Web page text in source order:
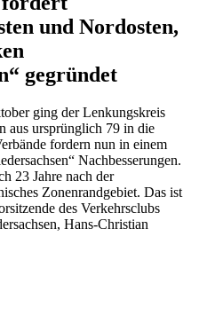
und Nordosten,
gegründet
ging der Lenkungskreis
aus ursprünglich 79 in die
fordern nun in einem
Nachbesserungen.
23 Jahre nach der
Zonenrandgebiet. Das ist
des Verkehrsclubs
Hans-Christian